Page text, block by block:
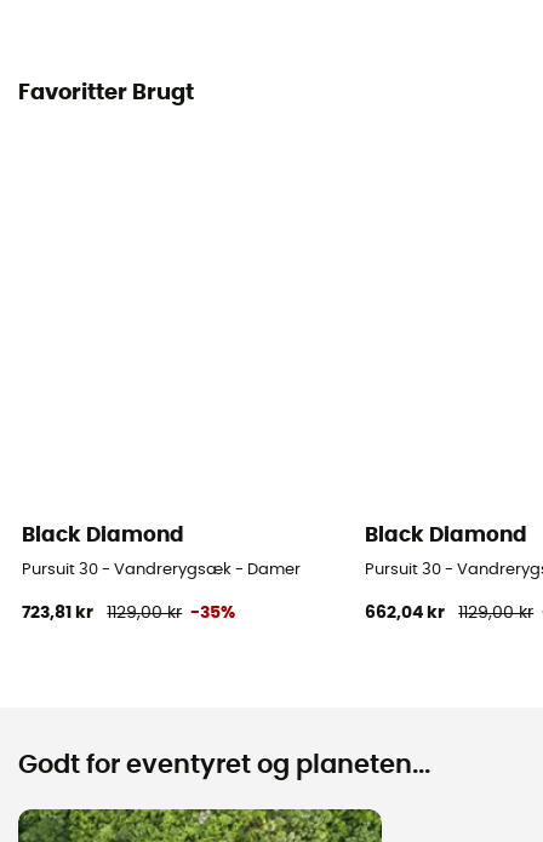
Favoritter Brugt
Black Diamond
Pursuit 30 - Vandrerygsæk - Damer
723,81 kr 1129,00 kr -35%
Black Diamond
Pursuit 30 -
662,04 kr 1129,00 kr
Godt for eventyret og planeten...